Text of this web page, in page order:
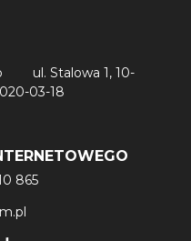
ul. Stalowa 1, 10-
03-18
865